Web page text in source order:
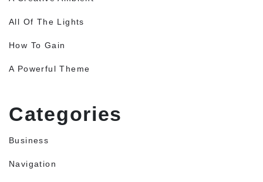
All Of The Lights
How To Gain
A Powerful Theme
Categories
Business
Navigation